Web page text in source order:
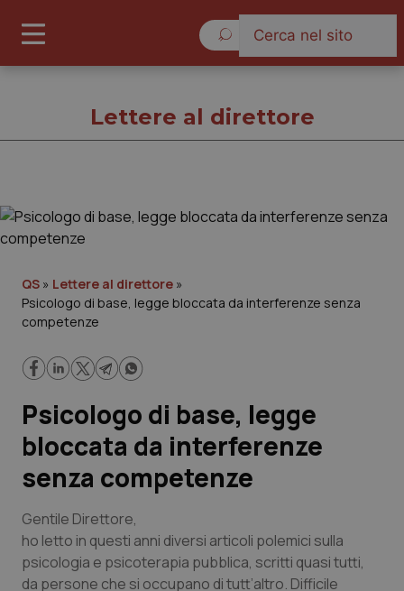
Governo e Parlamento
Regioni e Asl
Lavoro e Professioni
Scienza e Farmaci
Studi e Analisi
Lettere al direttore
Lettere al direttore
QS » Lettere al direttore »
Psicologo di base, legge bloccata da interferenze senza
competenze
Psicologo di base, legge
bloccata da interferenze
senza competenze
Gentile Direttore,
ho letto in questi anni diversi articoli polemici sulla
psicologia e psicoterapia pubblica, scritti quasi tutti,
da persone che si occupano di tutt’altro. Difficile